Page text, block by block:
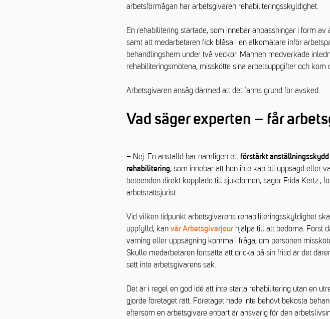
arbetsförmågan har arbetsgivaren rehabiliteringsskyldighet.
En rehabilitering startade, som innebar anpassningar i form
samt att medarbetaren fick blåsa i en alkomätare inför
behandlingshem under två veckor. Mannen medverkade
rehabiliteringsmötena, misskötte sina arbetsuppgifter och
Arbetsgivaren ansåg därmed att det fanns grund för avsked.
Vad säger experten – får
– Nej. En anställd har nämligen ett förstärkt anställningsskydd
rehabilitering, som innebär att hen inte kan bli uppsagd eller
beteenden direkt kopplade till sjukdomen, säger Frida Kertz.,
arbetsrättsjurist.
Vid vilken tidpunkt arbetsgivarens rehabiliteringsskyldighet
uppfylld, kan vår Arbetsgivarjour hjälpa till att bedöma. Först
varning eller uppsägning komma i fråga, om personen
Skulle medarbetaren fortsätta att dricka på sin fritid är det
sett inte arbetsgivarens sak.
Det är i regel en god idé att inte starta rehabilitering utan en
gjorde företaget rätt. Företaget hade inte behövt bekosta
eftersom en arbetsgivare enbart är ansvarig för den